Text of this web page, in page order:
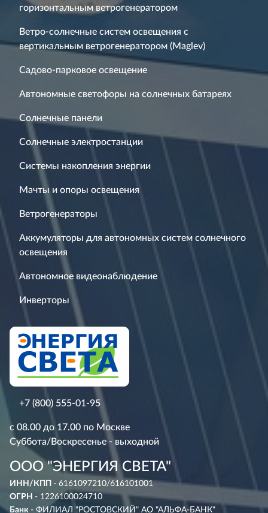
горизонтальным ветрогенератором
Ветро-солнечные систем освещения с
вертикальным ветрогенератором (Maglev)
Садово-парковое освещение
Автономные светофоры на солнечных батареях
Солнечные панели
Солнечные электростанции
Системы накопления энергии
Мачты и опоры освещения
Ветрогенераторы
Аккумуляторы для автономных систем солнечного
освещения
Автономное видеонаблюдение
Инверторы
+7 (800) 555-01-95
с 08.00 до 17.00 по Москве
Суббота/Воскресенье - выходной
ООО "ЭНЕРГИЯ СВЕТА"
ИНН/КПП - 6161097210/616101001
ОГРН - 1226100024710
Банк - ФИЛИАЛ "РОСТОВСКИЙ" АО "АЛЬФА-БАНК"